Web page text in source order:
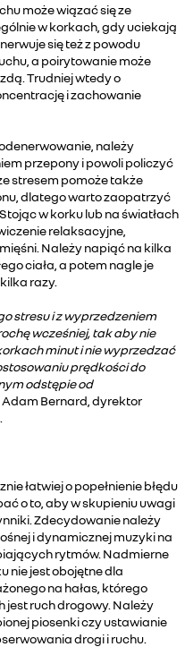
może wiązać się ze
w korkach, gdy uciekają
się też z powodu
a poirytowanie może
Trudniej wtedy o
i zachowanie
należy
przepony i powoli policzyć
stresem pomoże także
dlatego warto zaopatrzyć
w korku lub na światłach
relaksacyjne,
Należy napiąć na kilka
ciała, a potem nagle je
razy.
stresu i z wyprzedzeniem
wcześniej, tak aby nie
minut i nie wyprzedzać
prędkości do
odstępie od
Adam Bernard, dyrektor
łatwiej o popełnienie błędu
o to, aby w skupieniu uwagi
Zdecydowanie należy
i dynamicznej muzyki na
rytmów. Nadmierne
nie jest obojętne dla
na hałas, którego
jest ruch drogowy. Należy
piosenki czy ustawianie
drogi i ruchu.